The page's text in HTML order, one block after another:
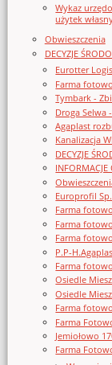
Wykaz
użytek
Obwieszczenia
DECYZJE
Eurotter
Farma
Tymbark -
Droga Selwa
Agaplast
Kanalizacja
DECYZJE
Europrofil
Farma
Farma
Farma
P.P-
Farma
Osiedle
Osiedle
Farma
Farma
Jemiołowo
Farma